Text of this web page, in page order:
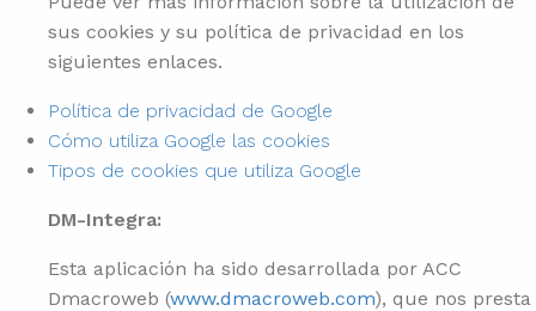
sus cookies y su política de privacidad en los
siguientes enlaces.
Política de privacidad de Google
Cómo utiliza Google las cookies
Tipos de cookies que utiliza Google
DM-Integra:
Esta aplicación ha sido desarrollada por ACC
Dmacroweb (www.dmacroweb.com), que nos presta